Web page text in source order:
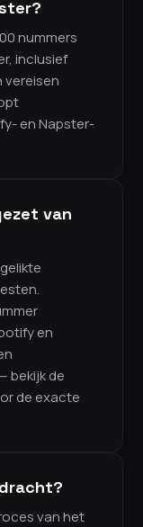
nummers
inclusief
vereisen
en Napster-
van
en
bekijk de
de exacte
van het